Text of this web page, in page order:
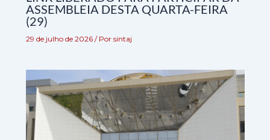
ASSEMBLEIA DESTA QUARTA-FEIRA
(29)
29 de julho de 2026 / Por sintaj